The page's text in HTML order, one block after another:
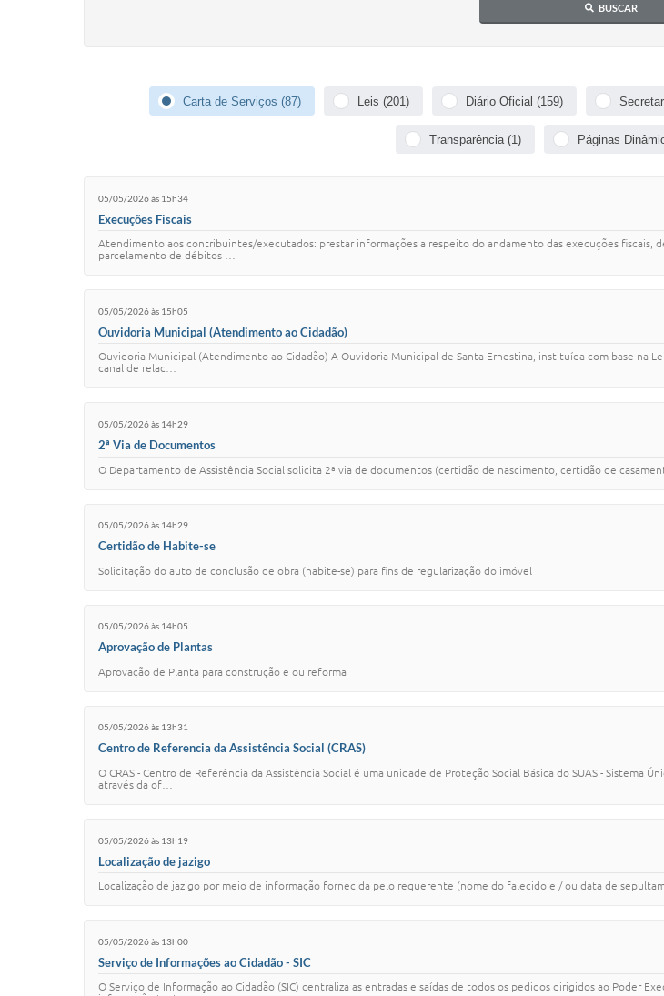
BUSCAR
Carta de Serviços (87) Leis (201) Diário Oficial (159)
Transparência (1) Páginas
05/05/2026 às 15h34
Execuções Fiscais
Atendimento aos contribuintes/executados: prestar informações a respeito do andamento das execuções fiscais,
parcelamento de débitos …
05/05/2026 às 15h05
Ouvidoria Municipal (Atendimento ao Cidadão)
Ouvidoria Municipal (Atendimento ao Cidadão) A Ouvidoria Municipal de Santa Ernestina, instituída com base na
canal de relac…
05/05/2026 às 14h29
2ª Via de Documentos
O Departamento de Assistência Social solicita 2ª via de documentos (certidão de nascimento, certidão de
05/05/2026 às 14h29
Certidão de Habite-se
Solicitação do auto de conclusão de obra (habite-se) para fins de regularização do imóvel
05/05/2026 às 14h05
Aprovação de Plantas
Aprovação de Planta para construção e ou reforma
05/05/2026 às 13h31
Centro de Referencia da Assistência Social (CRAS)
O CRAS - Centro de Referência da Assistência Social é uma unidade de Proteção Social Básica do SUAS -
através da of…
05/05/2026 às 13h19
Localização de jazigo
Localização de jazigo por meio de informação fornecida pelo requerente (nome do falecido e / ou data de
05/05/2026 às 13h00
Serviço de Informações ao Cidadão - SIC
O Serviço de Informação ao Cidadão (SIC) centraliza as entradas e saídas de todos os pedidos dirigidos ao Poder